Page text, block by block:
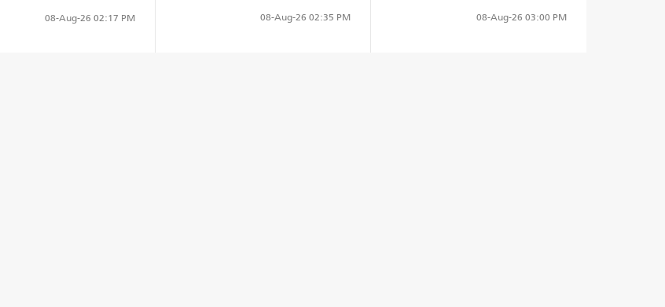
08-Aug-26 03:00 PM
08-Aug-26 02:35 PM
08-Aug-26 02:17 PM